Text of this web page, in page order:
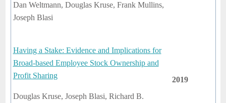
Dan Weltmann, Douglas Kruse, Frank Mullins,
Joseph Blasi
Having a Stake: Evidence and Implications for
Broad-based Employee Stock Ownership and
Profit Sharing
Douglas Kruse, Joseph Blasi, Richard B.
2019